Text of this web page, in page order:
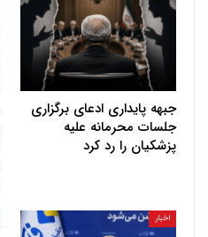
جبهه پایداری ادعای برگزاری
جلسات محرمانه علیه
پزشکیان را رد کرد
اخبار